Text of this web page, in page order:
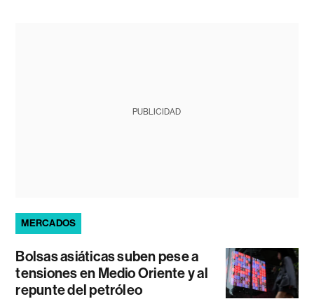
PUBLICIDAD
MERCADOS
Bolsas asiáticas suben pese a
tensiones en Medio Oriente y al
repunte del petróleo